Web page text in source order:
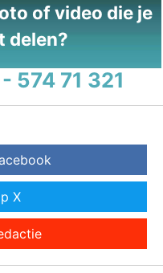
of video die je
delen?
574 71 321
X